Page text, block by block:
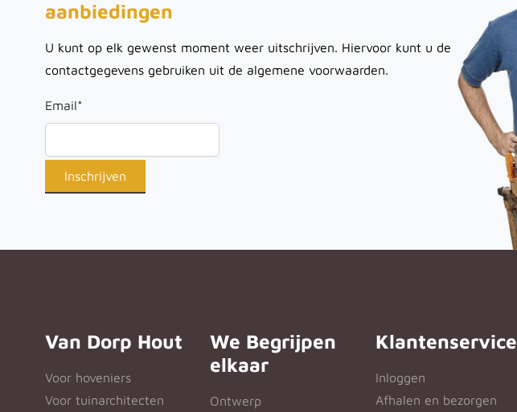
aanbiedingen
U kunt op elk gewenst moment weer uitschrijven. Hiervoor kunt u de
contactgegevens gebruiken uit de algemene voorwaarden.
Email*
Van Dorp Hout
Voor hoveniers
Voor tuinarchitecten
We Begrijpen
elkaar
Ontwerp
Klantenservice
Inloggen
Afhalen en bezorgen